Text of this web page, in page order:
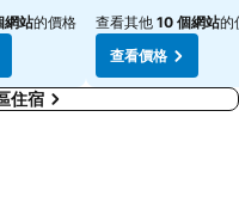
網站的價格
查看其他 10 個網站的
查看價格
住宿